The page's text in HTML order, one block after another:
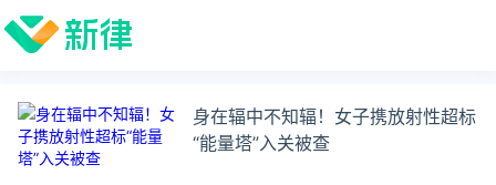
身在辐中不知辐！女子携放射性超标
“能量塔”入关被查